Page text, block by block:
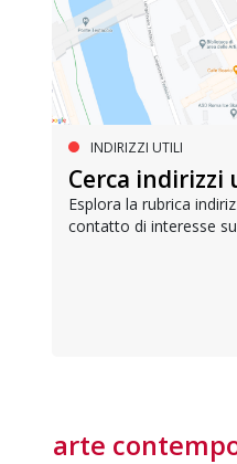
INDIRIZZI UTILI
Cerca indirizzi
Esplora la rubrica
contatto di interesse
arte